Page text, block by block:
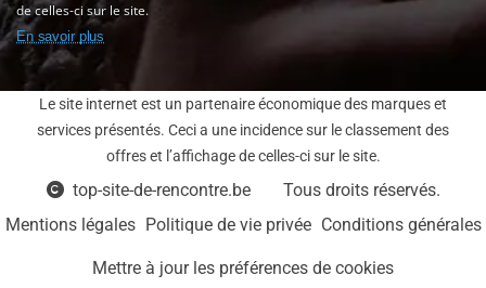
de celles-ci sur le site.
En savoir plus
Le site internet est un partenaire économique des marques et
services présentés. Ceci a une incidence sur le classement des
offres et l’affichage de celles-ci sur le site.
top-site-de-rencontre.be
Tous droits réservés.
Mentions légales
Politique de vie privée Conditions générales
Mettre à jour les préférences de cookies